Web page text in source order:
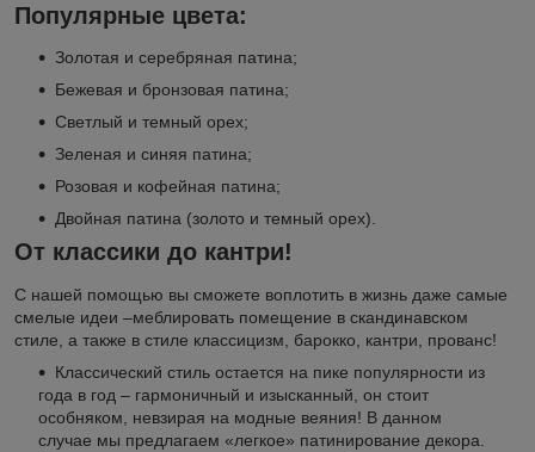
Популярные цвета:
Золотая и серебряная патина;
Бежевая и бронзовая патина;
Светлый и темный орех;
Зеленая и синяя патина;
Розовая и кофейная патина;
Двойная патина (золото и темный орех).
От классики до кантри!
С нашей помощью вы сможете воплотить в жизнь даже самые
смелые идеи –меблировать помещение в скандинавском
стиле, а также в стиле классицизм, барокко, кантри, прованс!
Классический стиль остается на пике популярности из
года в год – гармоничный и изысканный, он стоит
особняком, невзирая на модные веяния! В данном
случае мы предлагаем «легкое» патинирование декора.